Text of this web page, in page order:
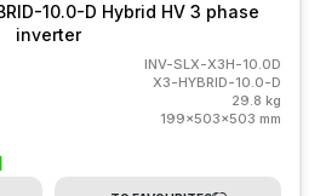
10.0-D Hybrid HV 3 phase
inverter
INV-SLX-X3H-10.0D
X3-HYBRID-10.0-D
29.8 kg
199x503x503 mm